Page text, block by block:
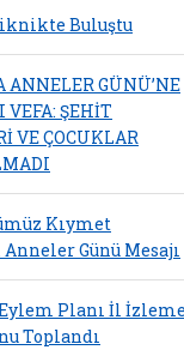
Buluştu
ANNELER GÜNÜ’NE
ŞEHİT
VE ÇOCUKLAR
Kıymet
Günü Mesajı
Planı İl İzleme
Toplandı